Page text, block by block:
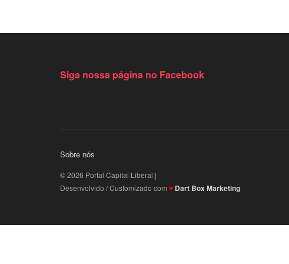
Siga nossa página no Facebook
Sobre nós
© 2026 Portal Capital Liberal |
Desenvolvido / Customizado com ♥ Dart Box Marketing